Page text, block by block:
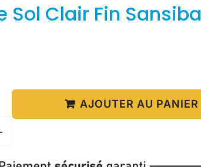
Sol Clair Fin
price
AJOUTER AU PANIER